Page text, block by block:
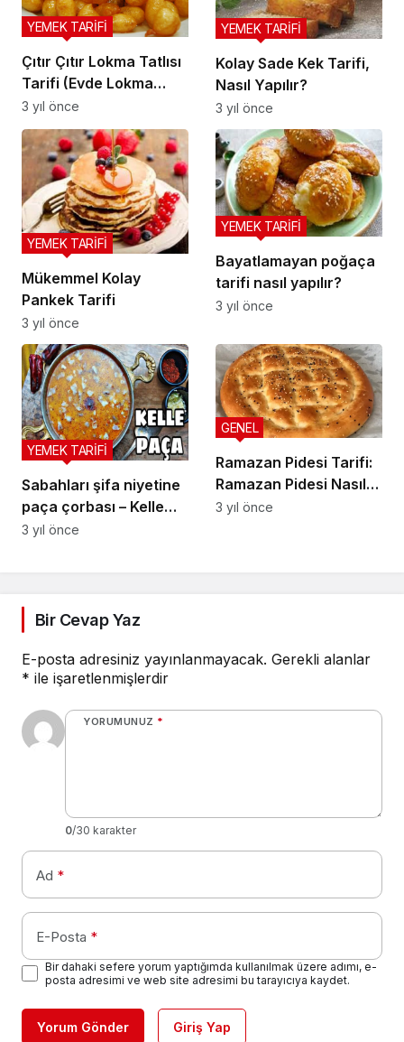
Çıtır Çıtır Lokma Tatlısı
Tarifi (Evde Lokma
Tatlısı Nasıl Yapılır?)
YEMEK TARİFİ
3 yıl önce
Kolay Sade Kek Tarifi,
Nasıl Yapılır?
YEMEK TARİFİ
3 yıl önce
Mükemmel Kolay
Pankek Tarifi
YEMEK TARİFİ
3 yıl önce
Bayatlamayan poğaça
tarifi nasıl yapılır?
YEMEK TARİFİ
3 yıl önce
Sabahları şifa niyetine
paça çorbası – Kelle
Paça Çorbası Tarifi –
YEMEK TARİFİ
3 yıl önce
Ramazan Pidesi Tarifi:
Ramazan Pidesi Nasıl
Yapılır?Evde Ramazan
GENEL
3 yıl önce
Bir Cevap Yaz
E-posta adresiniz yayınlanmayacak. Gerekli alanlar
* ile işaretlenmişlerdir
YORUMUNUZ *
0/30 karakter
Ad *
E-Posta *
Bir dahaki sefere yorum yaptığımda kullanılmak üzere adımı, e-
posta adresimi ve web site adresimi bu tarayıcıya kaydet.
Yorum Gönder Giriş Yap